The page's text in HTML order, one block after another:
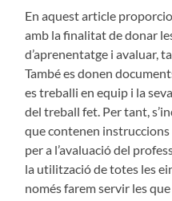
En aquest article
amb la finalitat de donar
d’aprenentatge i avaluar,
També es donen
es treballi en equip i la
del treball fet. Per tant,
que contenen instruccions
per a l’ava­luació del
la utilització de totes les
només farem servir les